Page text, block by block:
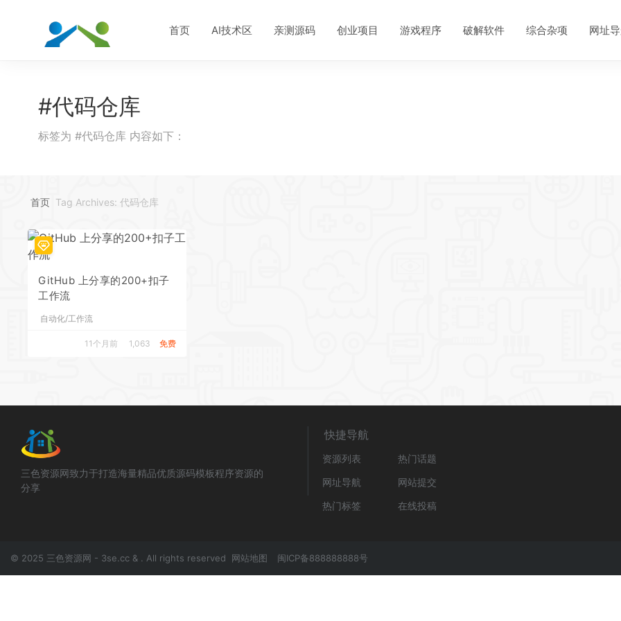
首页 AI技术区 亲测源码 创业项目 游戏程序 破解软件 综合杂项 网址
#代码仓库
标签为 #代码仓库 内容如下：
首页 Tag Archives: 代码仓库
GitHub 上分享的200+扣子
工作流
自动化/工作流
11个月前 1,063 免费
三色资源网致力于打造海量精品优质源码模板程序资源的
分享
快捷导航
资源列表
热门话题
网址导航
网站提交
热门标签
在线投稿
© 2025 三色资源网 - 3se.cc & . All rights reserved 网站地图 闽ICP备888888888号